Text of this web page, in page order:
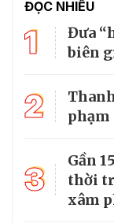
ĐỌC NHIỀU
1
Đưa
biên
2
phạm
3
Gần
thời
xâm